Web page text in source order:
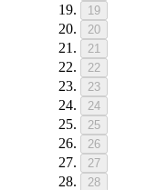
19
20
21
22
23
24
25
26
27
28